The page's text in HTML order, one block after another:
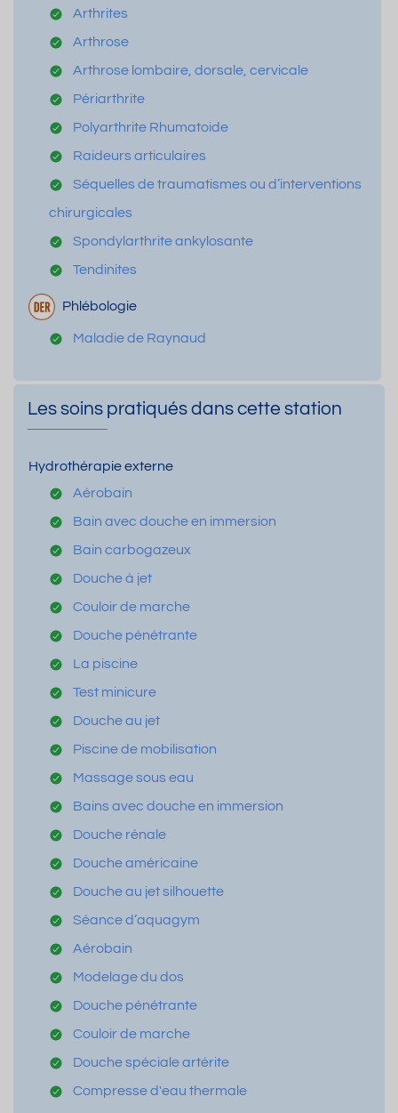
Arthrites
Arthrose
Arthrose lombaire, dorsale, cervicale
Périarthrite
Polyarthrite Rhumatoide
Raideurs articulaires
Séquelles de traumatismes ou d’interventions
chirurgicales
Spondylarthrite ankylosante
Tendinites
Phlébologie
Maladie de Raynaud
Les soins pratiqués dans cette station
Hydrothérapie externe
Aérobain
Bain avec douche en immersion
Bain carbogazeux
Douche à jet
Couloir de marche
Douche pénétrante
La piscine
Test minicure
Douche au jet
Piscine de mobilisation
Massage sous eau
Bains avec douche en immersion
Douche rénale
Douche américaine
Douche au jet silhouette
Séance d’aquagym
Aérobain
Modelage du dos
Douche pénétrante
Couloir de marche
Douche spéciale artérite
Compresse d'eau thermale